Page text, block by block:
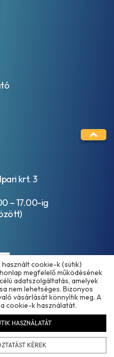
krt. 3
– 17.00-ig
www.olajmarket.hu
cookie-k (sütik)
megfelelő működésének
adatszolgáltatás, amelyek
nem lehetséges. Bizonyos
vásárlását könnyítik meg. A
cookie-k használatát.
HASZNÁLATÁT
KÉREK